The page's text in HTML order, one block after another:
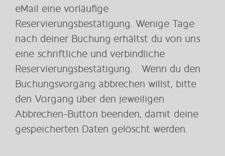
eMail eine vorläufige
Reservierungsbestätigung. Wenige Tage
nach deiner Buchung erhältst du von uns
eine schriftliche und verbindliche
Reservierungsbestätigung. Wenn du den
Buchungsvorgang abbrechen willst, bitte
den Vorgang über den jeweiligen
Abbrechen-Button beenden, damit deine
gespeicherten Daten gelöscht werden.